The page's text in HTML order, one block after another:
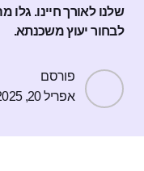
שלנו לאורך חיינו. גלו
לבחור יעוץ משכנתא.
פורסם
אפריל 20, 2025